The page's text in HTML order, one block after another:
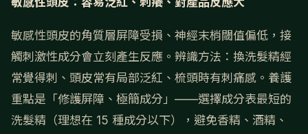
敏感性頭皮的角質層屏障受損、神經末梢閾值偏低，接
觸刺激性成分會立刻產生反應。辨識方法：換洗髮精經
常覺得刺、頭皮常有局部泛紅、梳頭時有刺痛感。養護
重點是「修護屏障、極簡成分」——選擇成分表最短的
洗髮精（理想在 15 種成分以下），避免香精、酒精、